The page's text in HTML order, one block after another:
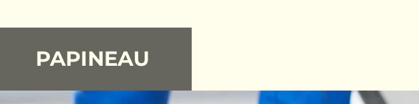
PAPINEAU